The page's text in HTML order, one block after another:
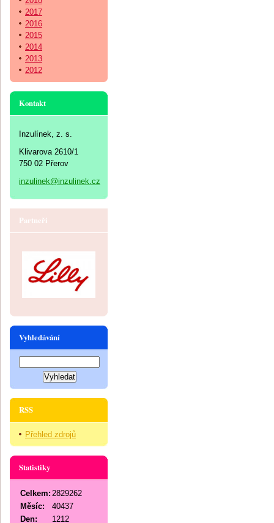
2017
2016
2015
2014
2013
2012
Kontakt
Inzulínek, z. s.
Klivarova 2610/1
750 02 Přerov
inzulinek@inzulinek.cz
Partneři
Vyhledávání
RSS
Přehled zdrojů
Statistiky
Celkem: 2829262
Měsíc:
40437
Den:
1212